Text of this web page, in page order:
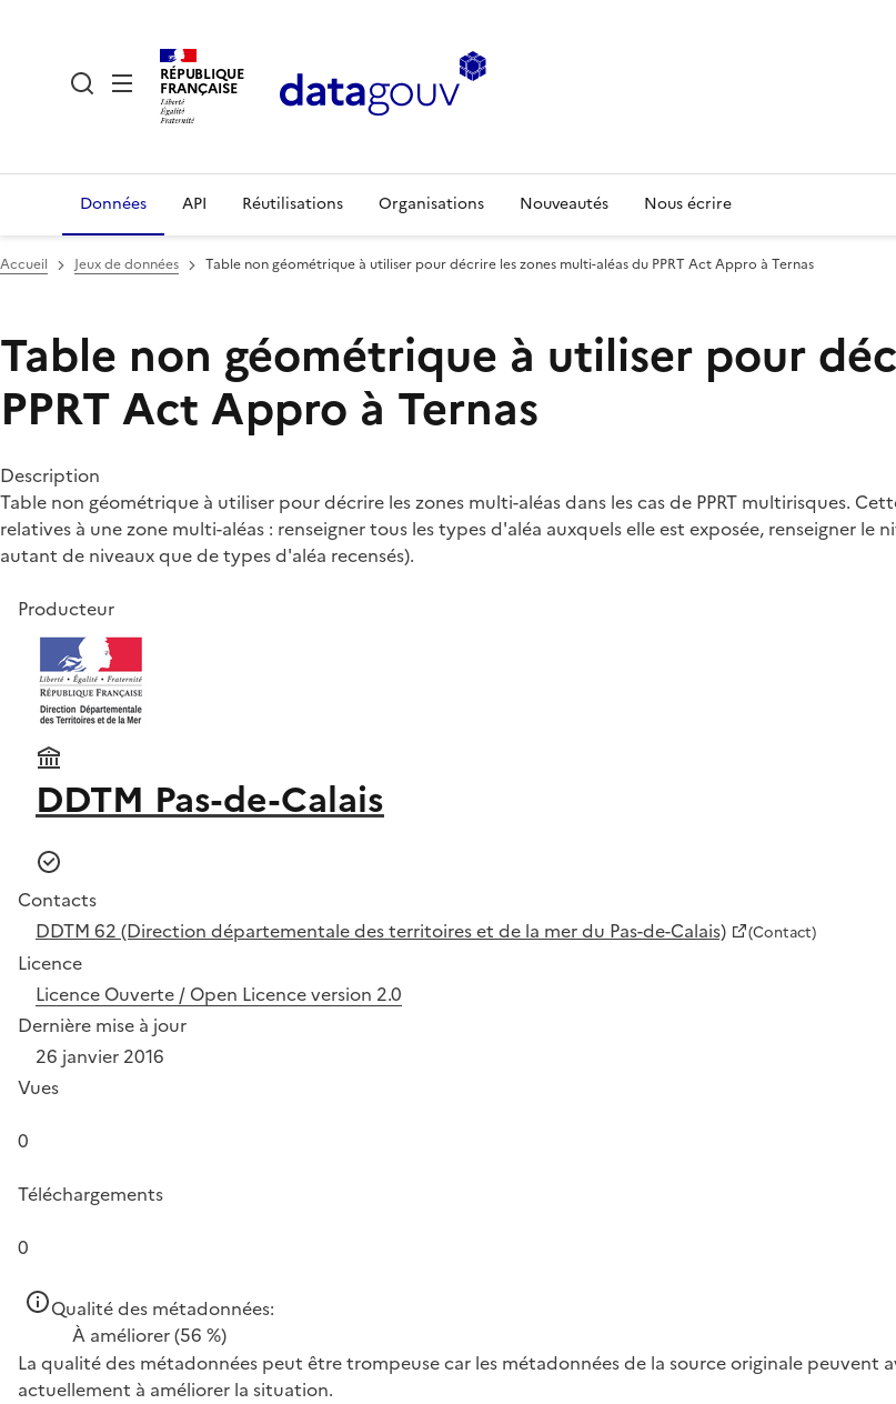
RÉPUBLIQUE
FRANÇAISE
Données API Réutilisations Organisations Nouveautés Nous écrire
Accueil Jeux de données Table non géométrique à utiliser pour décrire les zones multi-aléas du PPRT Act Appro à Ternas
Table non géométrique à utiliser pour
PPRT Act Appro à Ternas
Description
Table non géométrique à utiliser pour décrire les zones multi-aléas dans les cas de PPRT multirisques.
relatives à une zone multi-aléas : renseigner tous les types d'aléa auxquels elle est exposée, renseigner le
autant de niveaux que de types d'aléa recensés).
Producteur
DDTM Pas-de-Calais
Contacts
DDTM 62 (Direction départementale des territoires et de la mer du Pas-de-Calais)
(Contact)
Licence
Licence Ouverte / Open Licence version 2.0
Dernière mise à jour
26 janvier 2016
Vues
0
Téléchargements
0
Qualité des métadonnées:
À améliorer(56 %)
La qualité des métadonnées peut être trompeuse car les métadonnées de la source originale
actuellement à améliorer la situation.